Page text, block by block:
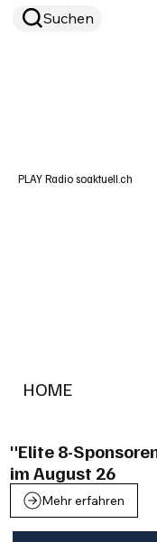
HOME
Suchen
PLAY Radio soaktuell.ch
"Elite 8-
im August 26
Mehr erfahren